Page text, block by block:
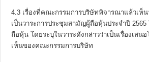
4.3 เรื่องที่คณะกรรมการบริษัทพิจารณาแล้วเห็น
เป็นวาระการประชุมสามัญผู้ถือหุ้นประจำปี
ถือหุ้น โดยระบุในวาระดังกล่าวว่าเป็นเรื่องเส
เห็นของคณะกรรมการบริษัท